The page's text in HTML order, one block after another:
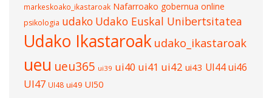
markeskoako_ikastaroak Nafarroako gobernua online
psikologia udako Udako Euskal Unibertsitatea
Udako Ikastaroak udako_ikastaroak
ueu ueu365 ui39 ui40 ui41 ui42 ui43 UI44ui46
UI47 UI48 ui49 UI50